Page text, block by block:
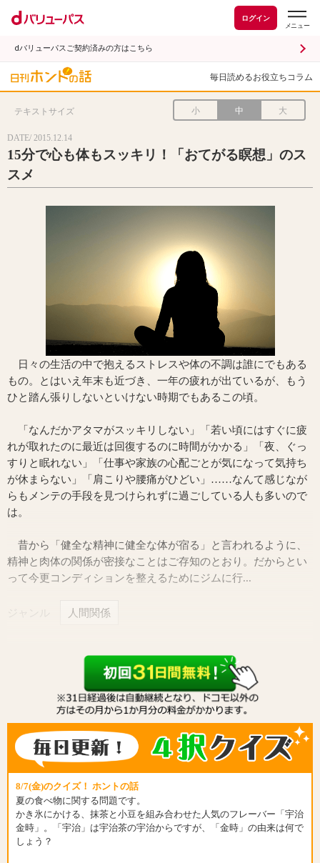
ログイン
dバリューパスご契約済みの方はこちら
毎日読めるお役立ちコラム
テキストサイズ 小 中 大
DATE/ 2015.12.14
15分で心も体もスッキリ！「おてがる瞑想」のス
スメ
日々の生活の中で抱えるストレスや体の不調は誰にでもある
もの。とはいえ年末も近づき、一年の疲れが出ているが、もう
ひと踏ん張りしないといけない時期でもあるこの頃。
「なんだかアタマがスッキリしない」「若い頃にはすぐに疲
れが取れたのに最近は回復するのに時間がかかる」「夜、ぐっ
すりと眠れない」「仕事や家族の心配ごとが気になって気持ち
が休まらない」「肩こりや腰痛がひどい」……なんて感じなが
らもメンテの手段を見つけられずに過ごしている人も多いので
は。
昔から「健全な精神に健全な体が宿る」と言われるように、
精神と肉体の関係が密接なことはご存知のとおり。だからとい
って今更コンディションを整えるためにジムに行...
人間関係
8/7(金)のクイズ！ ホントの話
夏の食べ物に関する問題です。
かき氷にかける、抹茶と小豆を組み合わせた人気のフレーバー「宇治
金時」。「宇治」は宇治茶の宇治からですが、「金時」の由来は何で
しょう？